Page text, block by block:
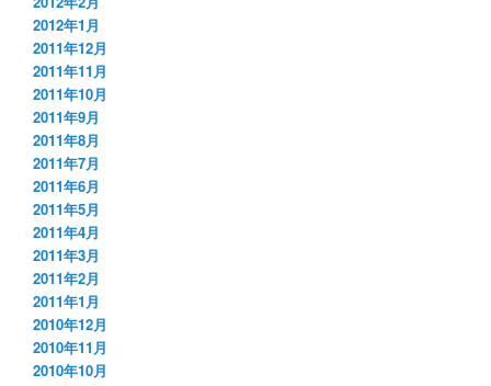
2012年1月
2011年12月
2011年11月
2011年10月
2011年9月
2011年8月
2011年7月
2011年6月
2011年5月
2011年4月
2011年3月
2011年2月
2011年1月
2010年12月
2010年11月
2010年10月